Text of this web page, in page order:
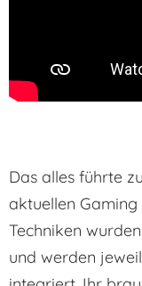
Das alles führte zu
aktuellen
Techniken
und werden